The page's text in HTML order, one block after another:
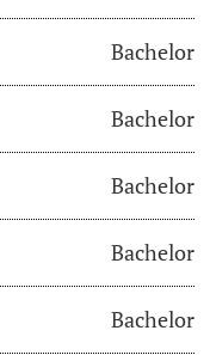
Bachelor
Bachelor
Bachelor
Bachelor
Bachelor